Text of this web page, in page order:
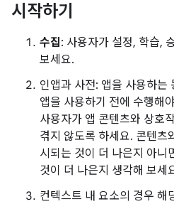
시작하기
수집 : 사용자가 설정, 학습,
보세요.
인앱과 사전: 앱을 사용하는
앱을 사용하기 전에 수행해
사용자가 앱 콘텐츠와 상호
겪지 않도록 하세요. 콘텐츠
시되는 것이 더 나은지 아니
것이 더 나은지 생각해 보세
컨텍스트 내 요소의 경우 해